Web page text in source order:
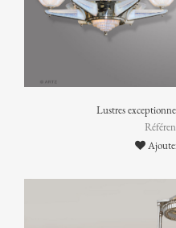
Lustres